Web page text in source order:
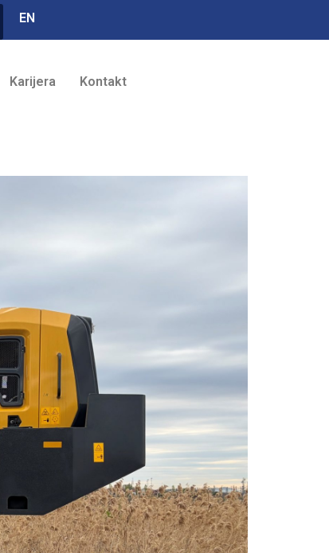
EN
Karijera Kontakt